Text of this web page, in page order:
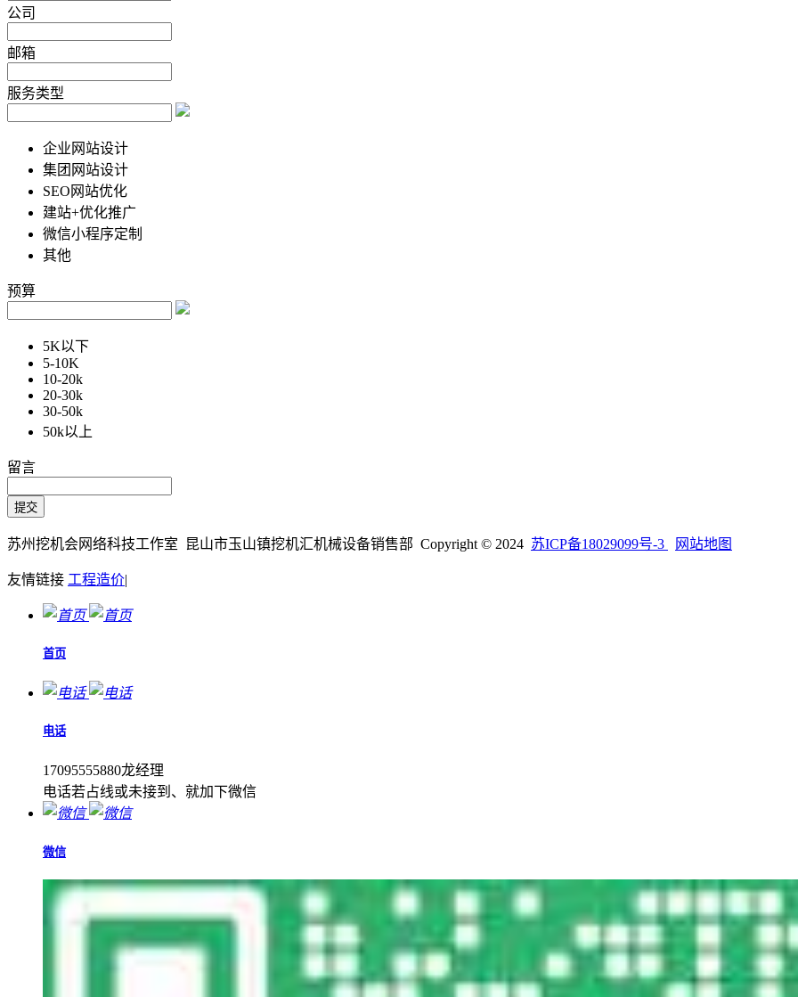
公司
邮箱
服务类型
企业网站设计
集团网站设计
SEO网站优化
建站+优化推广
微信小程序定制
其他
预算
5K以下
5-10K
10-20k
20-30k
30-50k
50k以上
留言
苏州挖机会网络科技工作室 昆山市玉山镇挖机汇机械设备销售部 Copyright © 2024 苏ICP备18029099号-3 网站地图
友情链接 工程造价|
首页
电话
17095555880龙经理
电话若占线或未接到、就加下微信
微信